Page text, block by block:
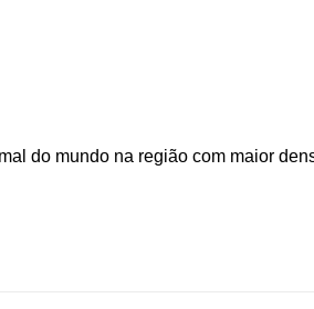
do mundo na região com maior